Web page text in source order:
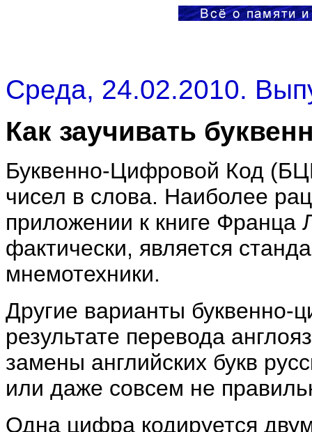
Среда, 24.02.2010.
Как заучивать
Буквенно-Цифровой Код
чисел в слова. Наиболее
приложении к книге Франца
фактически, является
мнемотехники.
Другие варианты буквенно-
результате перевода
замены английских букв
или даже совсем не
Одна цифра кодируется